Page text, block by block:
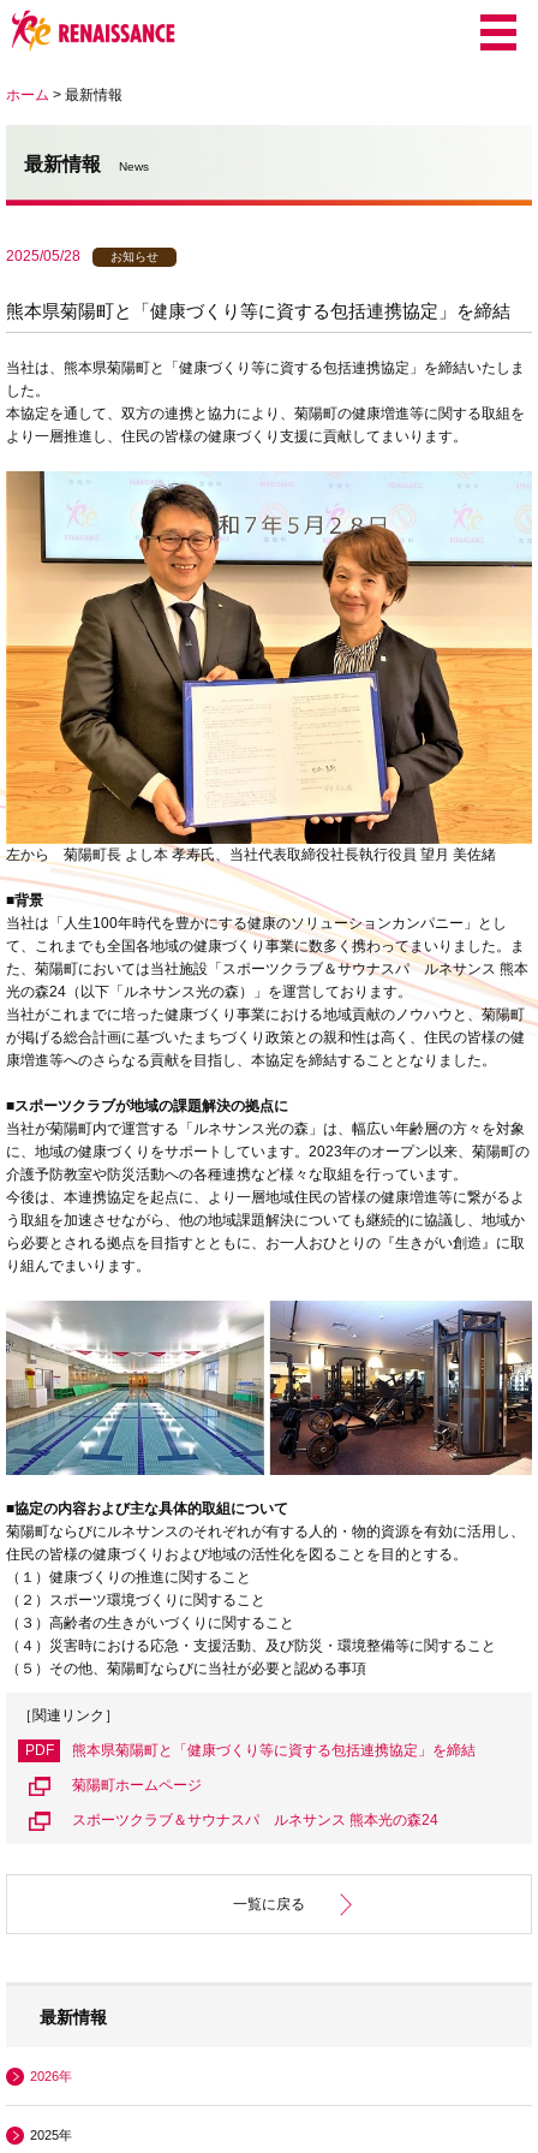
ホーム > 最新情報
最新情報 News
2025/05/28 お知らせ
熊本県菊陽町と「健康づくり等に資する包括連携協定」を締結
当社は、熊本県菊陽町と「健康づくり等に資する包括連携協定」を締結いたしま
した。
本協定を通して、双方の連携と協力により、菊陽町の健康増進等に関する取組を
より一層推進し、住民の皆様の健康づくり支援に貢献してまいります。
左から 菊陽町長 よし本 孝寿氏、当社代表取締役社長執行役員 望月 美佐緒
■背景
当社は「人生100年時代を豊かにする健康のソリューションカンパニー」とし
て、これまでも全国各地域の健康づくり事業に数多く携わってまいりました。ま
た、菊陽町においては当社施設「スポーツクラブ＆サウナスパ ルネサンス 熊本
光の森24（以下「ルネサンス光の森）」を運営しております。
当社がこれまでに培った健康づくり事業における地域貢献のノウハウと、菊陽町
が掲げる総合計画に基づいたまちづくり政策との親和性は高く、住民の皆様の健
康増進等へのさらなる貢献を目指し、本協定を締結することとなりました。
■スポーツクラブが地域の課題解決の拠点に
当社が菊陽町内で運営する「ルネサンス光の森」は、幅広い年齢層の方々を対象
に、地域の健康づくりをサポートしています。2023年のオープン以来、菊陽町の
介護予防教室や防災活動への各種連携など様々な取組を行っています。
今後は、本連携協定を起点に、より一層地域住民の皆様の健康増進等に繋がるよ
う取組を加速させながら、他の地域課題解決についても継続的に協議し、地域か
ら必要とされる拠点を目指すとともに、お一人おひとりの『生きがい創造』に取
り組んでまいります。
■協定の内容および主な具体的取組について
菊陽町ならびにルネサンスのそれぞれが有する人的・物的資源を有効に活用し、
住民の皆様の健康づくりおよび地域の活性化を図ることを目的とする。
（１）健康づくりの推進に関すること
（２）スポーツ環境づくりに関すること
（３）高齢者の生きがいづくりに関すること
（４）災害時における応急・支援活動、及び防災・環境整備等に関すること
（５）その他、菊陽町ならびに当社が必要と認める事項
［関連リンク］
PDF 熊本県菊陽町と「健康づくり等に資する包括連携協定」を締結
菊陽町ホームページ
スポーツクラブ＆サウナスパ ルネサンス 熊本光の森24
一覧に戻る
最新情報
2026年
2025年